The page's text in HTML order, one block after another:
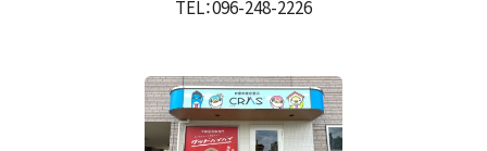
TEL：096-248-2226